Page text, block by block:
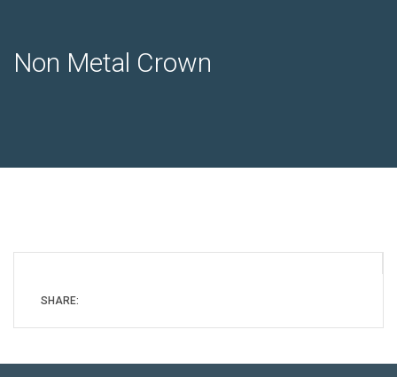
Non Metal Crown
SHARE: